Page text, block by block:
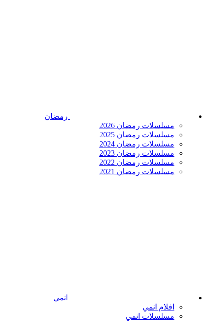
رمضان
مسلسلات رمضان 2026
مسلسلات رمضان 2025
مسلسلات رمضان 2024
مسلسلات رمضان 2023
مسلسلات رمضان 2022
مسلسلات رمضان 2021
انمي
افلام انمي
مسلسلات انمي